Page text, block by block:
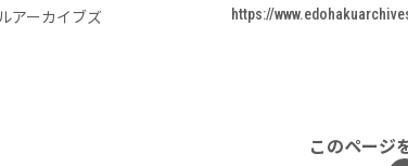
アーカイブズ https://
このページ